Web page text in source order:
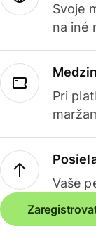
Svoje
na iné
Pri
Vaše